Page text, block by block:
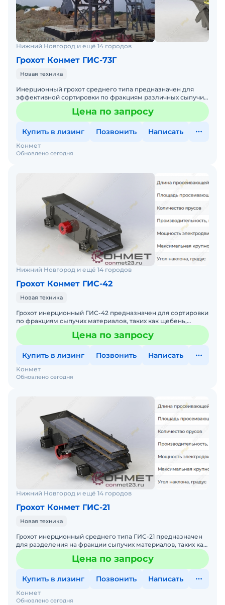
Нижний Новгород и ещё 14 городов
Грохот Конмет ГИС-73Г
Новая техника
Инерционный грохот среднего типа предназначен для
эффективной сортировки по фракциям различных сыпучих
материалов с насыпной плотностью не более 1,8 т/м³.
Цена по запросу
Купить в лизинг Позвонить Написать
Обновлено сегодня
Конмет
Нижний Новгород и ещё 14 городов
Грохот Конмет ГИС-42
Новая техника
Грохот инерционный ГИС-42 предназначен для сортировки
по фракциям сыпучих материалов, таких как щебень,
гравий и песок, с крупностью кусков до 200 мм. Оборудова
Цена по запросу
Купить в лизинг Позвонить Написать
Обновлено сегодня
Конмет
Нижний Новгород и ещё 14 городов
Грохот Конмет ГИС-21
Новая техника
Грохот инерционный среднего типа ГИС-21 предназначен
для разделения на фракции сыпучих материалов, таких как
щебень, гравий и песок, с максимальным размером кус
Цена по запросу
Купить в лизинг Позвонить Написать
Обновлено сегодня
Конмет